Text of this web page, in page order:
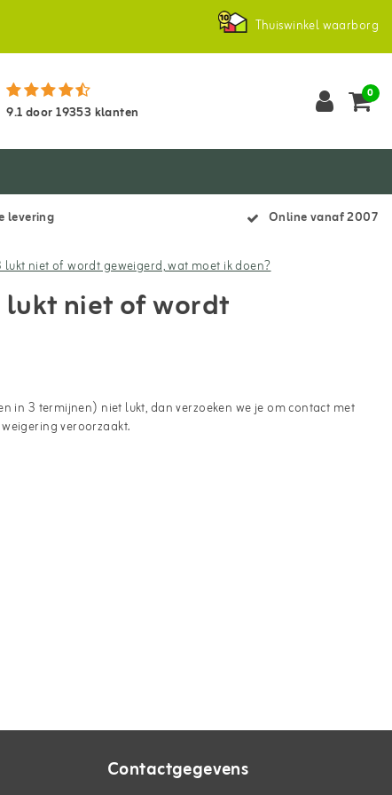
Thuiswinkel waarborg
9.1door19353 klanten
0
levering Online vanaf 2007
niet of wordt geweigerd, wat moet ik doen?
niet of wordt
3 termijnen) niet lukt, dan verzoeken we je om contact met
veroorzaakt.
Contactgegevens